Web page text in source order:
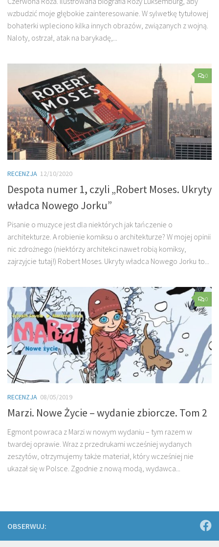
wzbudzić moje głębokie zainteresowanie. W sylwetkę tytułowej
bohaterki wpleciono kilka innych obrazów, związanych z wojną.
Naloty, ostrzał, atak na barykadę,...
0
RECENZJA 12/10/2020
Despota numer 1, czyli „Robert Moses. Ukryty
władca Nowego Jorku”
Pisanie o muzyce jest dla niektórych jak tańczenie o
architekturze. A robienie komiksu o architekturze? W mojej opinii
nic zdrożnego (niektórzy architekci nawet robią komiksy,
zajrzyjcie tutaj!) Robert Moses. Ukryty władca Nowego Jorku to...
0
RECENZJA 08/05/2019
Marzi. Nowe Życie – wydanie zbiorcze. Tom 2
Egmont powraca z Marzi w nowym wydaniu – tym razem w
twardej oprawie. Wraz z przedrukami wcześniej wydanych
zeszytów, otrzymujemy także materiał, który wcześniej nie
ukazał się w Polsce. Zgodnie z nową modą, wydawca...
OBSERWUJ: